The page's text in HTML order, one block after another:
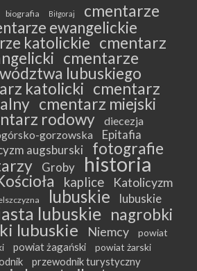
biografia Biłgoraj
cmentarze
ewangelickie
katolickie cmentarz
cmentarze
lubuskiego
katolicki cmentarz
cmentarz miejski
rodowy
diecezja
gorzowska
Epitafia
augsburski
fotografie
Groby historia
kaplice Katolicyzm
lubuskie
lubuskie
lubuskie nagrobki
lubuskie Niemcy
powiat
powiat żagański powiat żarski
przewodnik turystyczny